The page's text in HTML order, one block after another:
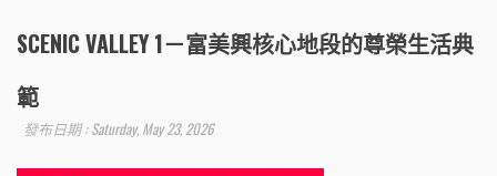
SCENIC VALLEY 1－富美興核心地段的尊榮生活典
範
發布日期 : Saturday, May 23, 2026